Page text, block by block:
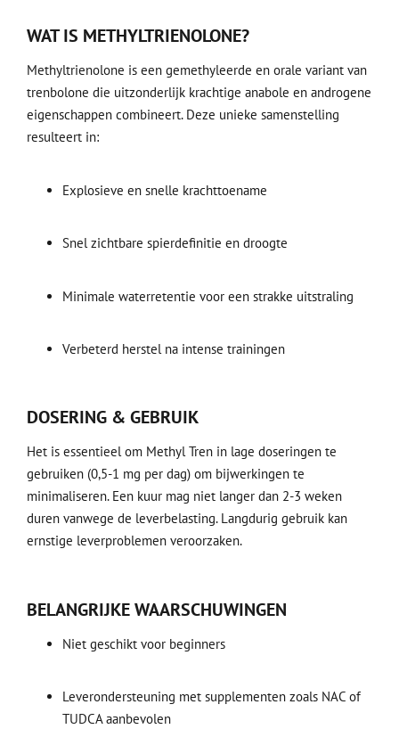
WAT IS METHYLTRIENOLONE?
Methyltrienolone is een gemethyleerde en orale variant van
trenbolone die uitzonderlijk krachtige anabole en androgene
eigenschappen combineert. Deze unieke samenstelling
resulteert in:
Explosieve en snelle krachttoename
Snel zichtbare spierdefinitie en droogte
Minimale waterretentie voor een strakke uitstraling
Verbeterd herstel na intense trainingen
DOSERING & GEBRUIK
Het is essentieel om Methyl Tren in lage doseringen te
gebruiken (0,5-1 mg per dag) om bijwerkingen te
minimaliseren. Een kuur mag niet langer dan 2-3 weken
duren vanwege de leverbelasting. Langdurig gebruik kan
ernstige leverproblemen veroorzaken.
BELANGRIJKE WAARSCHUWINGEN
Niet geschikt voor beginners
Leverondersteuning met supplementen zoals NAC of
TUDCA aanbevolen